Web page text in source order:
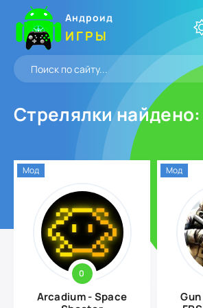
Андроид
ИГРЫ
Стрелялкинайдено:
0
Arcadium - Space
Мод Мод